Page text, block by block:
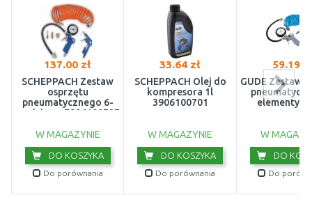
137.00 zł
SCHEPPACH Zestaw
osprzętu
pneumatycznego 6-
częściowy 7906100727
W MAGAZYNIE
DO KOSZYKA
Do porównania
33.64 zł
SCHEPPACH Olej do
kompresora 1l
3906100701
W MAGAZYNIE
DO KOSZYKA
Do porównania
59.19
GÜDE Zestaw
elementy
W
DO
Do